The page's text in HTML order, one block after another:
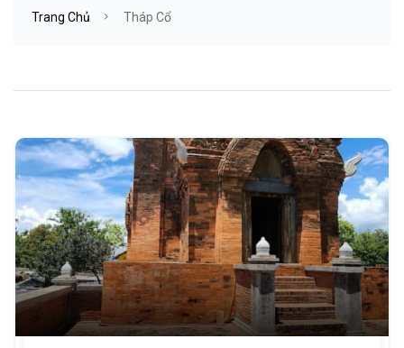
Trang Chủ Tháp Cổ